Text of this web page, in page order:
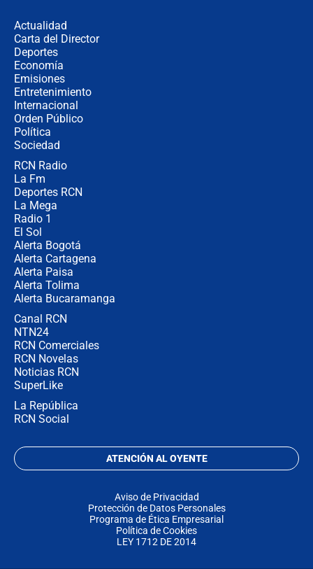
Actualidad
Carta del Director
Deportes
Economía
Emisiones
Entretenimiento
Internacional
Orden Público
Política
Sociedad
RCN Radio
La Fm
Deportes RCN
La Mega
Radio 1
El Sol
Alerta Bogotá
Alerta Cartagena
Alerta Paisa
Alerta Tolima
Alerta Bucaramanga
Canal RCN
NTN24
RCN Comerciales
RCN Novelas
Noticias RCN
SuperLike
La República
RCN Social
ATENCIÓN AL OYENTE
Aviso de Privacidad
Protección de Datos Personales
Programa de Ética Empresarial
Política de Cookies
LEY 1712 DE 2014